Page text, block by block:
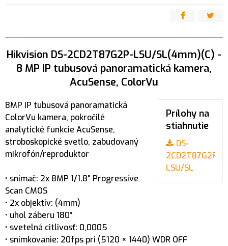
Hikvision DS-2CD2T87G2P-LSU/SL(4mm)(C) -
8 MP IP tubusová panoramatická kamera,
AcuSense, ColorVu
Prílohy na
stiahnutie
DS-
2CD2T87G2P-
LSU/SL
8MP IP tubusová panoramatická
ColorVu kamera, pokročilé
analytické funkcie AcuSense,
stroboskopické svetlo, zabudovaný
mikrofón/reproduktor
• snímač: 2x 8MP 1/1.8" Progressive
Scan CMOS
• 2x objektív: (4mm)
• uhol záberu 180°
• svetelná citlivosť: 0,0005
• snímkovanie: 20fps pri (5120 × 1440) WDR OFF